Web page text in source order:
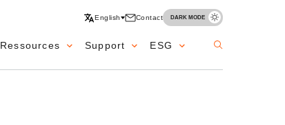
English Contact DARK MODE
Ressources Support ESG